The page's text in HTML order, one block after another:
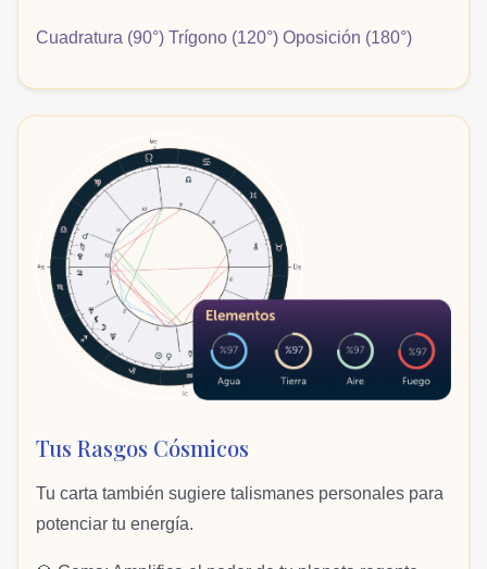
Cuadratura (90°) Trígono (120°) Oposición (180°)
Tus Rasgos Cósmicos
Tu carta también sugiere talismanes personales para
potenciar tu energía.